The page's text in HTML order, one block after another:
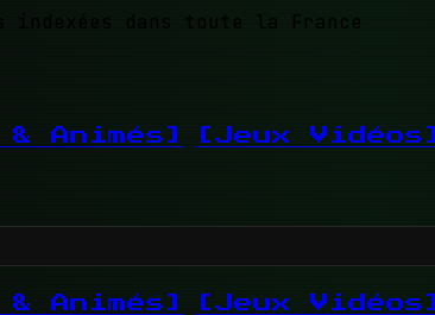
indexées dans toute la France
& Animés] [Jeux Vidéos]
& Animés] [Jeux Vidéos]